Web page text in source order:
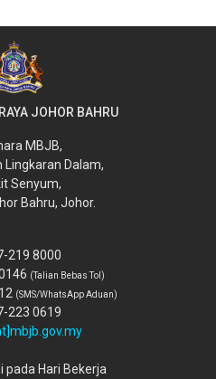
JOHOR BAHRU
MBJB,
Lingkaran Dalam,
Senyum,
Bahru, Johor.
219 8000
(Talian Bebas Tol)
(SMS/WhatsApp Aduan)
223 0619
pada Hari Bekerja